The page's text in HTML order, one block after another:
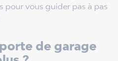
pour vous guider pas à pas
de garage